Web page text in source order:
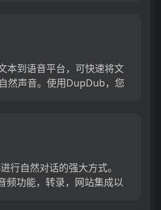
本到语音平台，可快速将文
然声音。使用DupDub，您
行自然对话的强大方式。
频功能，转录，网站集成以